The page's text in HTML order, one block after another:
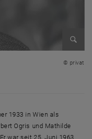
© privat
1933 in Wien als
Ogris und Mathilde
war seit 25. Juni 1963